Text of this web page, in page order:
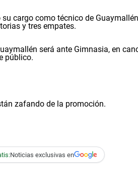
cargo como técnico de
y tres empates.
será ante Gimnasia, en
público.
zafando de la promoción.
Noticias exclusivas en